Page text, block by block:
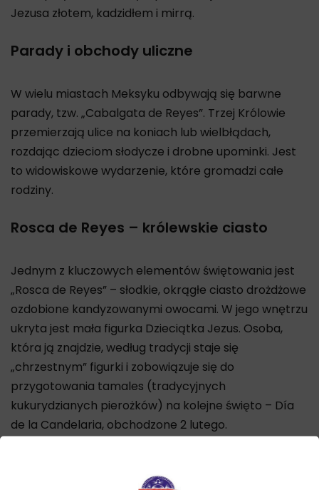
Jezusa złotem, kadzidłem i mirrą.
Parady i obchody uliczne
W wielu miastach Meksyku odbywają się barwne
parady, tzw. „Cabalgata de Reyes”. Trzej Królowie
przemierzają ulice na koniach lub wielbłądach,
rozdając dzieciom słodycze i drobne upominki. Jest
to widowiskowe wydarzenie, które gromadzi całe
rodziny.
Rosca de Reyes – królewskie ciasto
Jednym z kluczowych elementów świętowania jest
„Rosca de Reyes” – słodkie, okrągłe ciasto drożdżowe
ozdobione kandyzowanymi owocami. W jego wnętrzu
ukryta jest mała figurka Dzieciątka Jezus. Osoba,
która ją znajdzie, według tradycji staje się
„chrzestnym” figurki i zobowiązuje się do
przygotowania tamales (tradycyjnych
kukurydzianych pierożków) na kolejne święto – Día
de la Candelaria, obchodzone 2 lutego.